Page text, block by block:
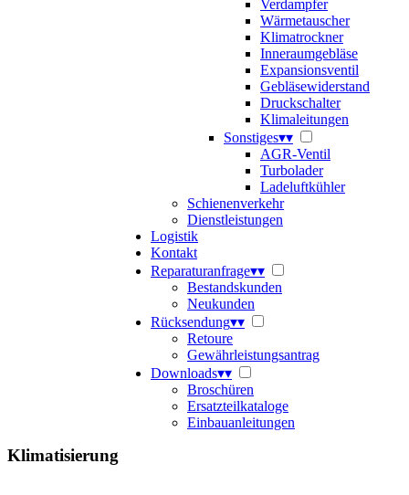
Verdampfer
Wärmetauscher
Klimatrockner
Inneraumgebläse
Expansionsventil
Gebläsewiderstand
Druckschalter
Klimaleitungen
Sonstiges▾▾
AGR-Ventil
Turbolader
Ladeluftkühler
Schienenverkehr
Dienstleistungen
Logistik
Kontakt
Reparaturanfrage▾▾
Bestandskunden
Neukunden
Rücksendung▾▾
Retoure
Gewährleistungsantrag
Downloads▾▾
Broschüren
Ersatzteilkataloge
Einbauanleitungen
Klimatisierung